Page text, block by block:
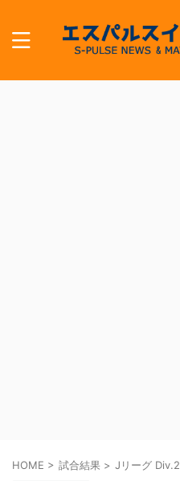
HOME > 試合結果 > Jリーグ Div.2